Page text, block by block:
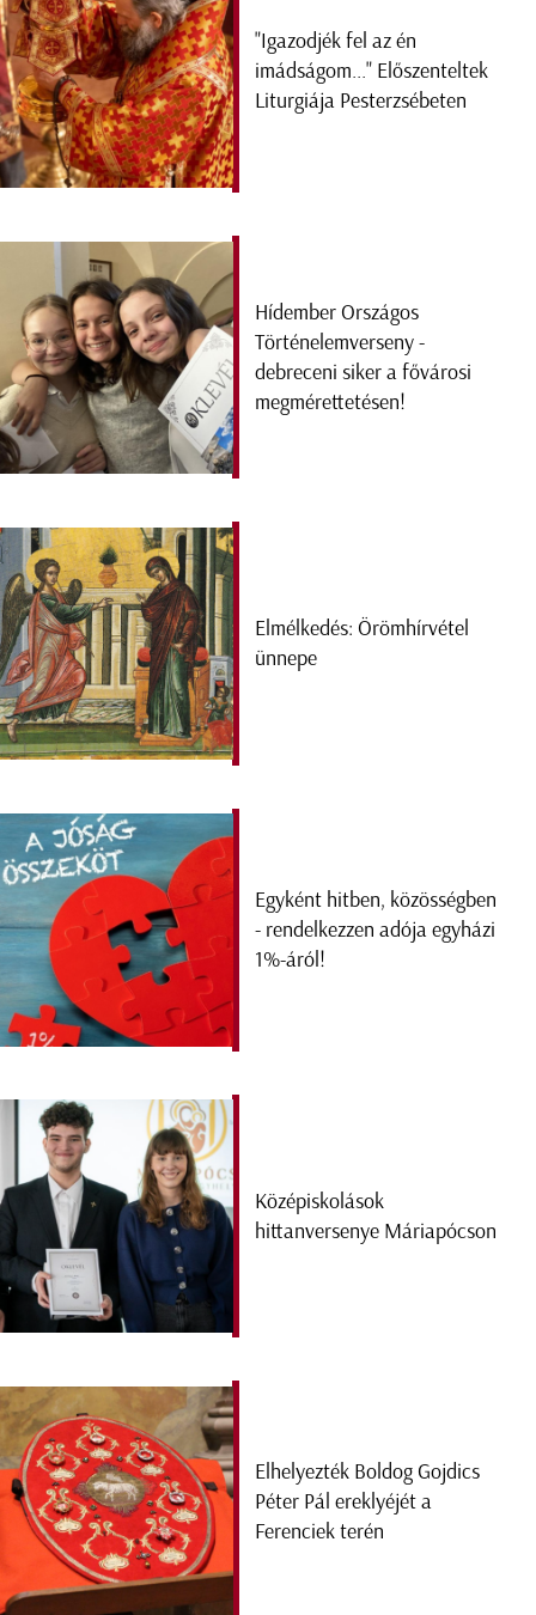
"Igazodjék fel az én
imádságom..." Előszenteltek
Liturgiája Pesterzsébeten
Hídember Országos
Történelemverseny -
debreceni siker a fővárosi
megmérettetésen!
Elmélkedés: Örömhírvétel
ünnepe
Egyként hitben, közösségben
- rendelkezzen adója egyházi
1%-áról!
Középiskolások
hittanversenye Máriapócson
Elhelyezték Boldog Gojdics
Péter Pál ereklyéjét a
Ferenciek terén